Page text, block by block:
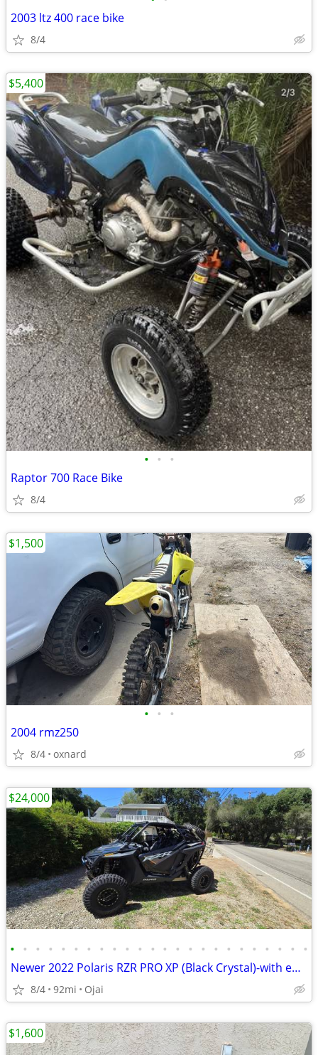
2003 ltz 400 race bike
8/4
• • •
Raptor 700 Race Bike
8/4
$5,400
• • •
2004 rmz250
8/4 oxnard
$1,500
• • • • • • • • • • • • • • • • • • • • • • • •
Newer 2022 Polaris RZR PRO XP (Black Crystal)-with enclosed trailer
8/4 92mi Ojai
$24,000
$1,600